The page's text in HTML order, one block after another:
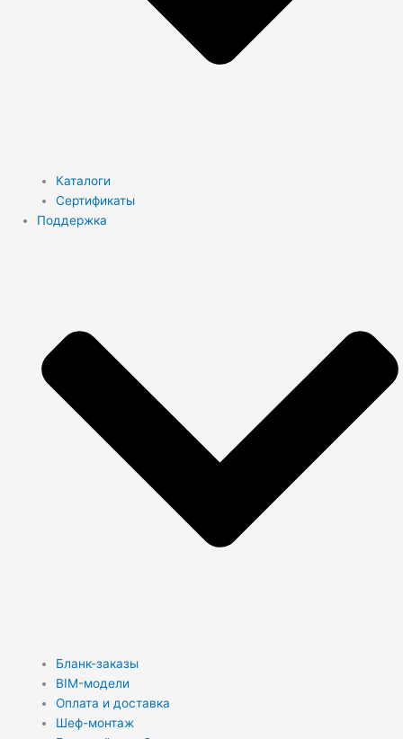
Каталоги
Сертификаты
Поддержка
Бланк-заказы
BIM-модели
Оплата и доставка
Шеф-монтаж